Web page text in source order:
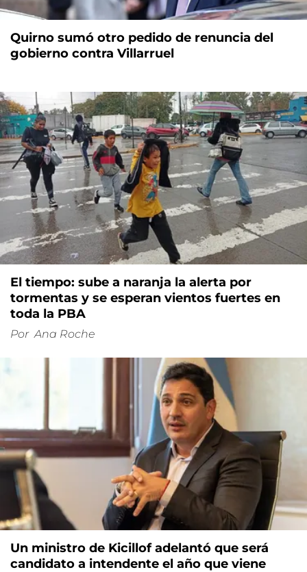
Quirno sumó otro pedido de renuncia del
gobierno contra Villarruel
El tiempo: sube a naranja la alerta por
tormentas y se esperan vientos fuertes en
toda la PBA
Por Ana Roche
Un ministro de Kicillof adelantó que será
candidato a intendente el año que viene